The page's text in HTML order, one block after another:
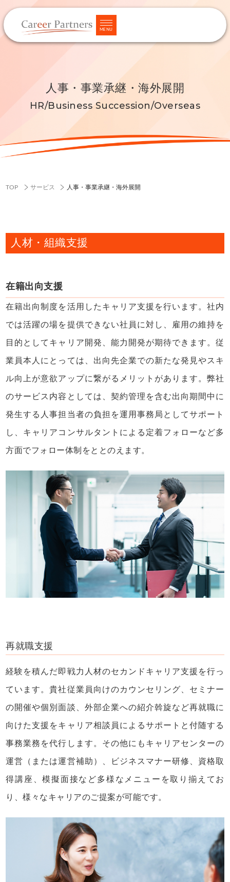
MENU
人事・事業承継・海外展開
HR/Business Succession/Overseas
TOP サービス 人事・事業承継・海外展開
人材・組織支援
在籍出向支援
在籍出向制度を活用したキャリア支援を行います。社内
では活躍の場を提供できない社員に対し、雇用の維持を
目的としてキャリア開発、能力開発が期待できます。従
業員本人にとっては、出向先企業での新たな発見やスキ
ル向上が意欲アップに繋がるメリットがあります。弊社
のサービス内容としては、契約管理を含む出向期間中に
発生する人事担当者の負担を運用事務局としてサポート
し、キャリアコンサルタントによる定着フォローなど多
方面でフォロー体制をととのえます。
再就職支援
経験を積んだ即戦力人材のセカンドキャリア支援を行っ
ています。貴社従業員向けのカウンセリング、セミナー
の開催や個別面談、外部企業への紹介斡旋など再就職に
向けた支援をキャリア相談員によるサポートと付随する
事務業務を代行します。その他にもキャリアセンターの
運営（または運営補助）、ビジネスマナー研修、資格取
得講座、模擬面接など多様なメニューを取り揃えてお
り、様々なキャリアのご提案が可能です。